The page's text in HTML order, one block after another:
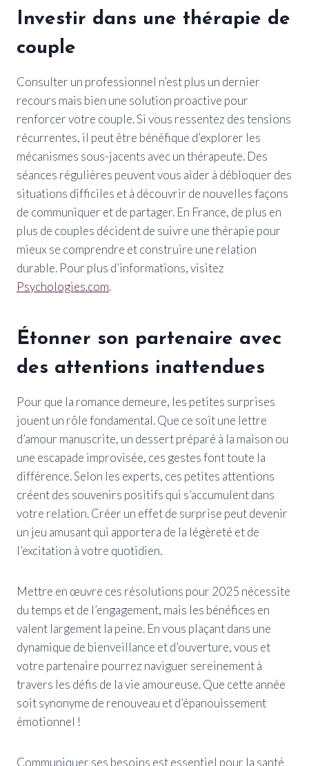
Investir dans une thérapie de
couple
Consulter un professionnel n’est plus un dernier
recours mais bien une solution proactive pour
renforcer votre couple. Si vous ressentez des tensions
récurrentes, il peut être bénéfique d’explorer les
mécanismes sous-jacents avec un thérapeute. Des
séances régulières peuvent vous aider à débloquer des
situations difficiles et à découvrir de nouvelles façons
de communiquer et de partager. En France, de plus en
plus de couples décident de suivre une thérapie pour
mieux se comprendre et construire une relation
durable. Pour plus d’informations, visitez
Psychologies.com.
Étonner son partenaire avec
des attentions inattendues
Pour que la romance demeure, les petites surprises
jouent un rôle fondamental. Que ce soit une lettre
d’amour manuscrite, un dessert préparé à la maison ou
une escapade improvisée, ces gestes font toute la
différence. Selon les experts, ces petites attentions
créent des souvenirs positifs qui s’accumulent dans
votre relation. Créer un effet de surprise peut devenir
un jeu amusant qui apportera de la légèreté et de
l’excitation à votre quotidien.
Mettre en œuvre ces résolutions pour 2025 nécessite
du temps et de l’engagement, mais les bénéfices en
valent largement la peine. En vous plaçant dans une
dynamique de bienveillance et d’ouverture, vous et
votre partenaire pourrez naviguer sereinement à
travers les défis de la vie amoureuse. Que cette année
soit synonyme de renouveau et d’épanouissement
émotionnel !
Communiquer ses besoins est essentiel pour la santé